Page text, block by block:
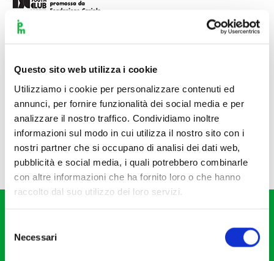
Questo sito web utilizza i cookie
Utilizziamo i cookie per personalizzare contenuti ed
annunci, per fornire funzionalità dei social media e per
analizzare il nostro traffico. Condividiamo inoltre
informazioni sul modo in cui utilizza il nostro sito con i
nostri partner che si occupano di analisi dei dati web,
pubblicità e social media, i quali potrebbero combinarle
con altre informazioni che ha fornito loro o che hanno
raccolto dal suo utilizzo dei loro servizi.
delNecessari